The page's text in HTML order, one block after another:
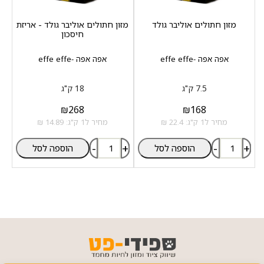
אפה אפה -effe effe
מזון חתולים אוליבר גולד
7.5 ק"ג
₪168
מחיר ל1 ק"ג: 22.4 ₪
- + הוספה לסל
אפה אפה -effe effe
מזון חתולים אוליבר גולד - אריזת
חיסכון
18 ק"ג
₪268
מחיר ל1 ק"ג: 14.89 ₪
- + הוספה לסל